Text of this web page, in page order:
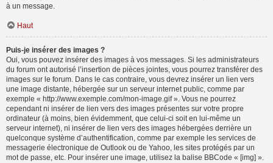
à un message.
Haut
Puis-je insérer des images ?
Oui, vous pouvez insérer des images à vos messages. Si les administrateurs
du forum ont autorisé l’insertion de pièces jointes, vous pourrez transférer des
images sur le forum. Dans le cas contraire, vous devrez insérer un lien vers
une image distante, hébergée sur un serveur internet public, comme par
exemple « http://www.exemple.com/mon-image.gif ». Vous ne pourrez
cependant ni insérer de lien vers des images présentes sur votre propre
ordinateur (à moins, bien évidemment, que celui-ci soit en lui-même un
serveur internet), ni insérer de lien vers des images hébergées derrière un
quelconque système d’authentification, comme par exemple les services de
messagerie électronique de Outlook ou de Yahoo, les sites protégés par un
mot de passe, etc. Pour insérer une image, utilisez la balise BBCode « [img] ».